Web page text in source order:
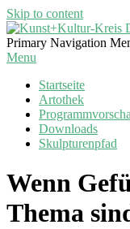
Skip to content
Kunst+Kultur-
Kreis
Primary Navigation
Menu
Startseite
Artothek
Downloads
Skulpturenpfad
Wenn
Thema